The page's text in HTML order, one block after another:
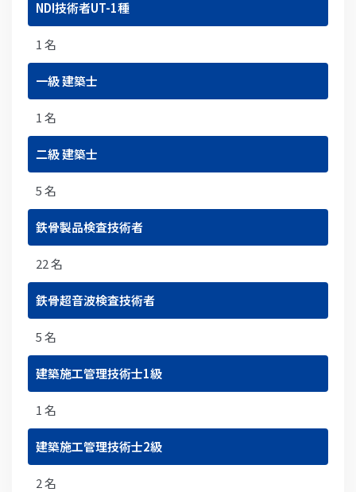
NDI技術者UT-1種
1 名
一級 建築士
1 名
二級 建築士
5 名
鉄骨製品検査技術者
22 名
鉄骨超音波検査技術者
5 名
建築施工管理技術士1級
1 名
建築施工管理技術士2級
2 名